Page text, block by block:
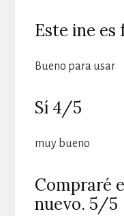
Este ine
Bueno para usar
Sí 4/5
muy bueno
Compraré
nuevo. 5/5